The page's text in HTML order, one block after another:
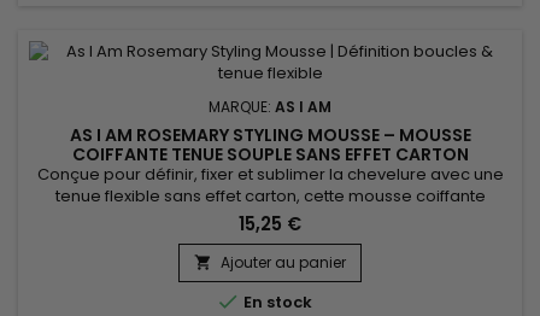
MARQUE: AS I AM
AS I AM ROSEMARY STYLING MOUSSE – MOUSSE
COIFFANTE TENUE SOUPLE SANS EFFET CARTON
Conçue pour définir, fixer et sublimer la chevelure avec une
tenue flexible sans effet carton, cette mousse coiffante
infusée au romarin est idéale pour les cheveux bouclés,
frisés ou texturés. Elle apporte volume, contrôle les frisottis et
laisse les boucles rebondies, douces et brillantes. Enrichie en
huile de romarin, biotine, Saw Palmetto, huile...
15,25 €
 Ajouter au panier
 En stock